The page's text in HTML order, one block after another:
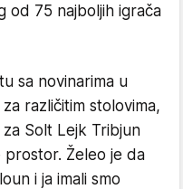
od 75 najboljih igrača
sa novinarima u
različitim stolovima,
Solt Lejk Tribjun
prostor. Želeo je da
i ja imali smo